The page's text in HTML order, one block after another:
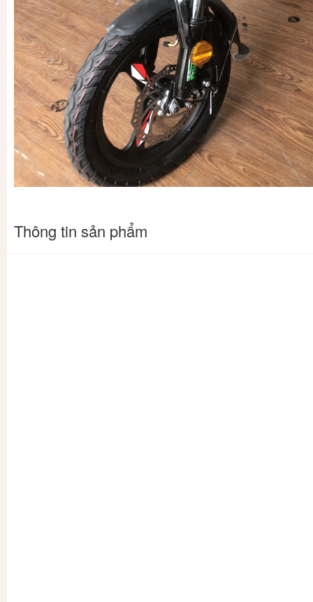
Thông tin sản phẩm